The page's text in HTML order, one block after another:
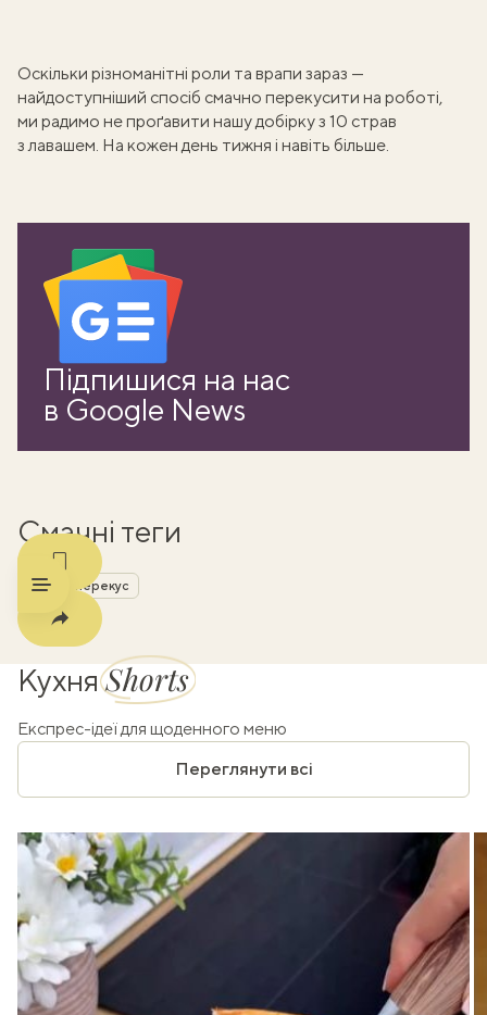
Оскільки різноманітні роли та врапи зараз —
найдоступніший спосіб смачно перекусити на роботі,
ми радимо не проґавити нашу добірку з 10 страв
з лавашем. На кожен день тижня і навіть більше.
Підпишися на нас
в Google News
Смачні теги
обід перекус
КухняShorts
Експрес-ідеї для щоденного меню
Переглянути всі